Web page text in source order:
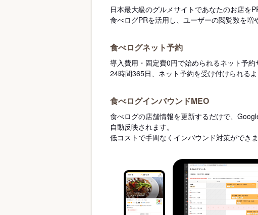
日本最大級のグルメサイトであなたのお店を
食べログPRを活用し、ユーザーの閲覧数を増
食べログネット予約
導入費用・固定費0円で始められるネット予約
24時間365日、ネット予約を受け付けられるよ
食べログインバウンドMEO
食べログの店舗情報を更新するだけで、
自動反映されます。
低コストで手間なくインバウンド対策ができま